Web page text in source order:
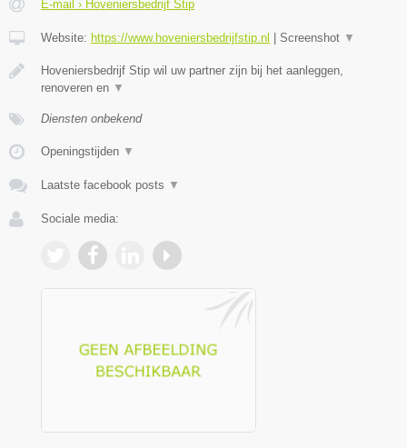
E-mail › Hoveniersbedrijf Stip
Website: https://www.hoveniersbedrijfstip.nl Screenshot ▼
Hoveniersbedrijf Stip wil uw partner zijn bij het aanleggen,
renoveren en ▼
Diensten onbekend
Openingstijden ▼
Laatste facebook posts ▼
Sociale media: